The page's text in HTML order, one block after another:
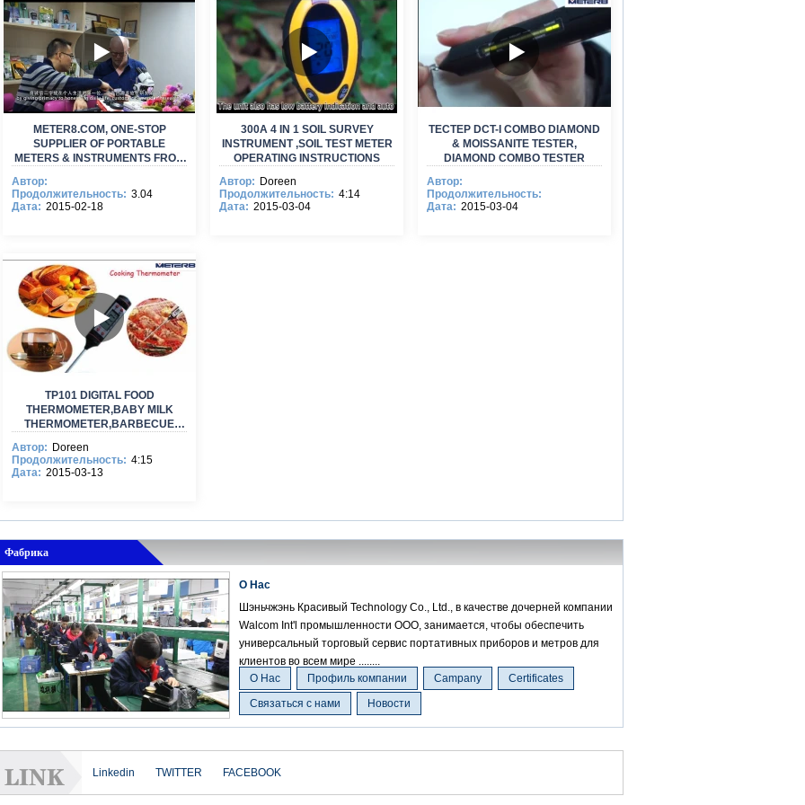
METER8.COM, ONE-STOP
SUPPLIER OF PORTABLE
METERS & INSTRUMENTS FROM
Автор:
Продолжительность: 3.04
Дата: 2015-02-18
300A 4 IN 1 SOIL SURVEY
INSTRUMENT ,SOIL TEST METER
OPERATING INSTRUCTIONS
Автор: Doreen
Продолжительность: 4:14
Дата: 2015-03-04
ТЕСТЕР DCT-I COMBO DIAMOND
& MOISSANITE TESTER,
DIAMOND COMBO TESTER
Автор:
Продолжительность:
Дата: 2015-03-04
TP101 DIGITAL FOOD
THERMOMETER,BABY MILK
THERMOMETER,BARBECUE
Автор: Doreen
Продолжительность: 4:15
Дата: 2015-03-13
Фабрика
О Нас
Шэньчжэнь Красивый Technology Co., Ltd., в качестве дочерней компании
Walcom Int'l промышленности ООО, занимается, чтобы обеспечить
универсальный торговый сервис портативных приборов и метров для
клиентов во всем мире ........
О Нас
Профиль компании Campany
Certificates
Связаться с нами
Новости
Linkedin TWITTER FACEBOOK